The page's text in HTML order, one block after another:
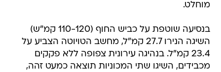
מוחלט.
בנסיעה שוטפת על כביש החוף (110-120 קמ"ש)
השיגה הנירו 27.7 קמ"ל, מחשב הטויוטה הצביע על
23.4 קמ"ל. בנהיגה עירונית צפופה ללא פקקים
מכבידים, השיגו שתי המכוניות תוצאה כמעט זהה,